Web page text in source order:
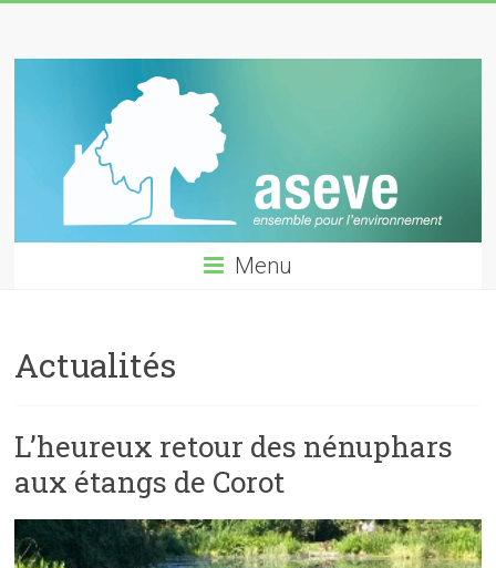
content
ASEVE
GARCHES
Menu
Actualités
L’heureux retour des nénuphars
aux étangs de Corot